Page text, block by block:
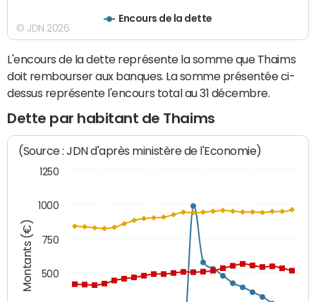
Encours de la dette
© JDN 2026
L'encours de la dette représente la somme que Thaims
doit rembourser aux banques. La somme présentée ci-
dessus représente l'encours total au 31 décembre.
Dette par habitant de Thaims
Montants (€)
(Source : JDN d'après ministère de l'Economie)
500
750
1000
1250